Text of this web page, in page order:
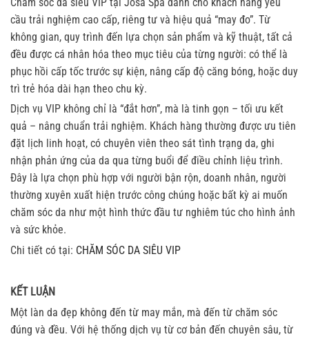
cầu trải nghiệm cao cấp, riêng tư và hiệu quả “may đo”. Từ
không gian, quy trình đến lựa chọn sản phẩm và kỹ thuật, tất cả
đều được cá nhân hóa theo mục tiêu của từng người: có thể là
phục hồi cấp tốc trước sự kiện, nâng cấp độ căng bóng, hoặc duy
trì trẻ hóa dài hạn theo chu kỳ.
Dịch vụ VIP không chỉ là “đắt hơn”, mà là tinh gọn – tối ưu kết
quả – nâng chuẩn trải nghiệm. Khách hàng thường được ưu tiên
đặt lịch linh hoạt, có chuyên viên theo sát tình trạng da, ghi
nhận phản ứng của da qua từng buổi để điều chỉnh liệu trình.
Đây là lựa chọn phù hợp với người bận rộn, doanh nhân, người
thường xuyên xuất hiện trước công chúng hoặc bất kỳ ai muốn
chăm sóc da như một hình thức đầu tư nghiêm túc cho hình ảnh
và sức khỏe.
Chi tiết có tại: CHĂM SÓC DA SIÊU VIP
KẾT LUẬN
Một làn da đẹp không đến từ may mắn, mà đến từ chăm sóc
đúng và đều. Với hệ thống dịch vụ từ cơ bản đến chuyên sâu, từ